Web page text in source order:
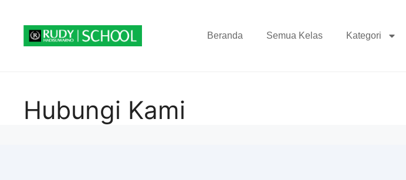
Beranda Semua Kelas Kategori
Hubungi Kami